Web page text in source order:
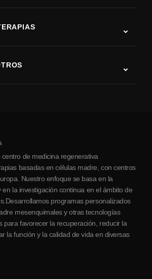
de medicina regenerativa
basadas en células madre, con centros
Nuestro enfoque se basa en la
en la investigación continua en el ámbito de
programas personalizados
mesenquimales y otras tecnologías
para favorecer la recuperación, reducir la
la función y la calidad de vida en diversas